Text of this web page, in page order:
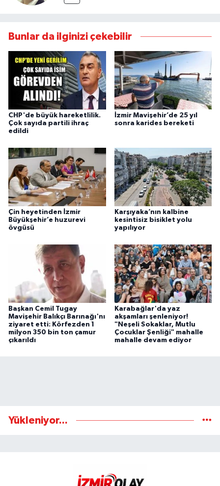
Bunlar da ilginizi çekebilir
CHP'de büyük hareketlilik.
Çok sayıda partili ihraç
edildi
İzmir Mavişehir’de 25 yıl
sonra karides bereketi
Çin heyetinden İzmir
Büyükşehir’e huzurevi
övgüsü
Karşıyaka’nın kalbine
kesintisiz bisiklet yolu
yapılıyor
Başkan Cemil Tugay
Mavişehir Balıkçı Barınağı'nı
ziyaret etti: Körfezden 1
milyon 350 bin ton çamur
çıkarıldı
Karabağlar'da yaz
akşamları şenleniyor!
"Neşeli Sokaklar, Mutlu
Çocuklar Şenliği" mahalle
mahalle devam ediyor
Yükleniyor...